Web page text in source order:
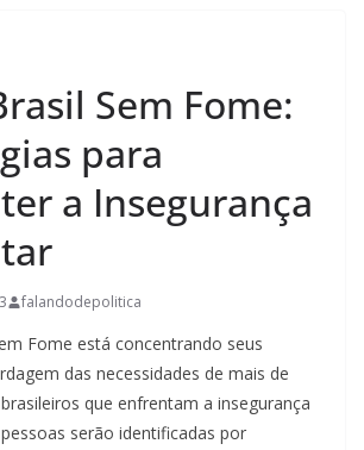
Sem Fome:
para
a Insegurança
falandodepolitica
Fome está concentrando seus
das necessidades de mais de
que enfrentam a insegurança
serão identificadas por